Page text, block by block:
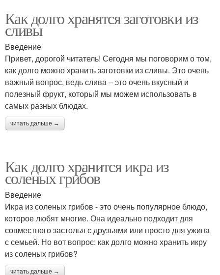
Как долго хранятся заготовки из
сливы
Введение
Привет, дорогой читатель! Сегодня мы поговорим о том,
как долго можно хранить заготовки из сливы. Это очень
важный вопрос, ведь слива – это очень вкусный и
полезный фрукт, который мы можем использовать в
самых разных блюдах.
читать дальше →
Как долго хранится икра из
соленых грибов
Введение
Икра из соленых грибов - это очень популярное блюдо,
которое любят многие. Она идеально подходит для
совместного застолья с друзьями или просто для ужина
с семьей. Но вот вопрос: как долго можно хранить икру
из соленых грибов?
читать дальше →